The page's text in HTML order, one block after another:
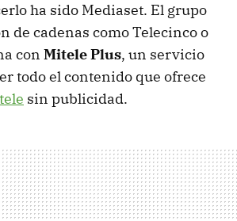
ha sido Mediaset. El grupo
de cadenas como Telecinco o
con Mitele Plus, un servicio
todo el contenido que ofrece
sin publicidad.